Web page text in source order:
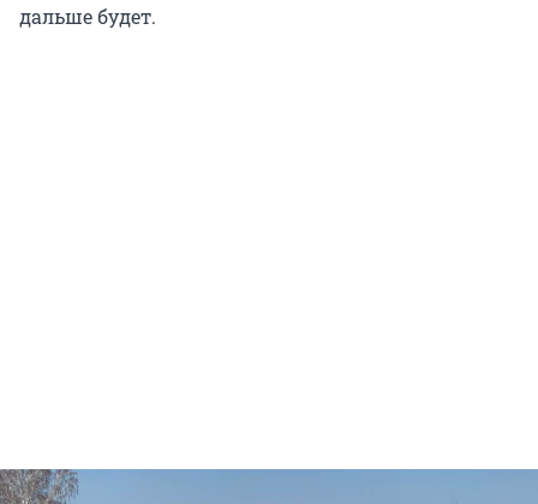
дальше будет.